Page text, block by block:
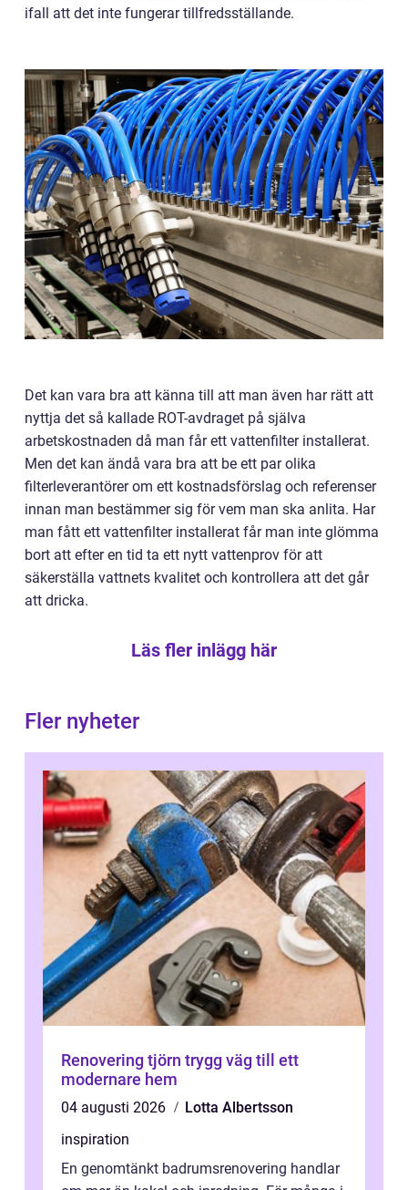
ifall att det inte fungerar tillfredsställande.
Det kan vara bra att känna till att man även har rätt att
nyttja det så kallade ROT-avdraget på själva
arbetskostnaden då man får ett vattenfilter installerat.
Men det kan ändå vara bra att be ett par olika
filterleverantörer om ett kostnadsförslag och referenser
innan man bestämmer sig för vem man ska anlita. Har
man fått ett vattenfilter installerat får man inte glömma
bort att efter en tid ta ett nytt vattenprov för att
säkerställa vattnets kvalitet och kontrollera att det går
att dricka.
Läs fler inlägg här
Fler nyheter
Renovering tjörn trygg väg till ett
modernare hem
04 augusti 2026
Lotta Albertsson
inspiration
En genomtänkt badrumsrenovering handlar